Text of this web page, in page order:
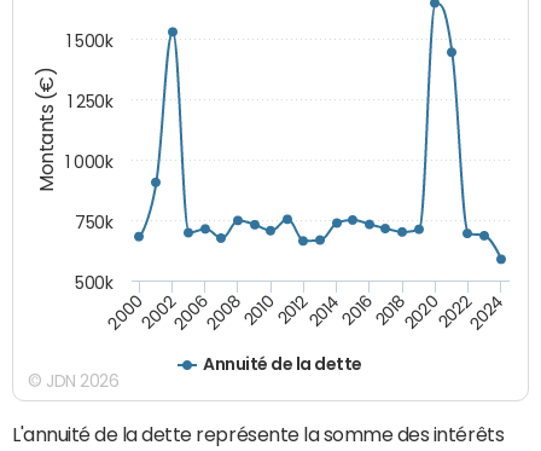
Montants (€)
Annuité de la dette
200020022006200820102012201420162018202020222024
500k
750k
1 000k
1 250k
1 500k
© JDN 2026
L'annuité de la dette représente la somme des intérêts